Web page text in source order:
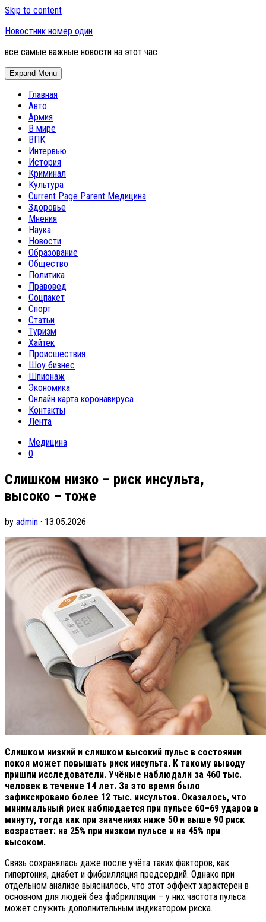
Skip to content
Новостник номер один
все самые важные новости на этот час
Expand Menu
Главная
Авто
Армия
В мире
ВПК
Интервью
История
Криминал
Культура
Current Page Parent Медицина
Здоровье
Мнения
Наука
Новости
Образование
Общество
Политика
Правовед
Соцпакет
Спорт
Статьи
Туризм
Хайтек
Происшествия
Шоу бизнес
Шпионаж
Экономика
Онлайн карта коронавируса
Контакты
Лента
Медицина
0
Слишком низко – риск инсульта,
высоко – тоже
by admin · 13.05.2026
Слишком низкий и слишком высокий пульс в состоянии
покоя может повышать риск инсульта. К такому выводу
пришли исследователи. Учёные наблюдали за 460 тыс.
человек в течение 14 лет. За это время было
зафиксировано более 12 тыс. инсультов. Оказалось, что
минимальный риск наблюдается при пульсе 60–69 ударов в
минуту, тогда как при значениях ниже 50 и выше 90 риск
возрастает: на 25% при низком пульсе и на 45% при
высоком.
Связь сохранялась даже после учёта таких факторов, как
гипертония, диабет и фибрилляция предсердий. Однако при
отдельном анализе выяснилось, что этот эффект характерен в
основном для людей без фибрилляции – у них частота пульса
может служить дополнительным индикатором риска.